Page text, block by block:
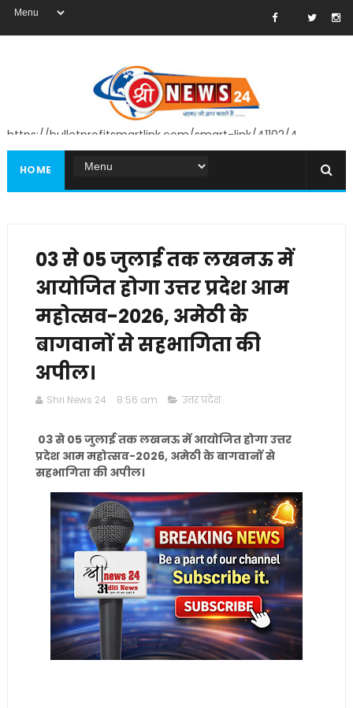
https://bulletprofitsmartlink.com/smart-link/41102/4
HOME
03 से 05 जुलाई तक लखनऊ में
आयोजित होगा उत्तर प्रदेश आम
महोत्सव-2026, अमेठी के
बागवानों से सहभागिता की
अपील।
Shri News 24 8:56 am उत्तर प्रदेश
03 से 05 जुलाई तक लखनऊ में आयोजित होगा उत्तर
प्रदेश आम महोत्सव-2026, अमेठी के बागवानों से
सहभागिता की अपील।